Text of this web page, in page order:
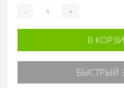
- +
В
БЫСТРЫЙ